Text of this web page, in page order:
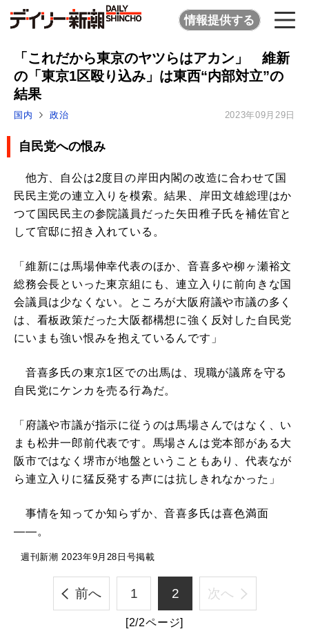
情報提供する
「これだから東京のヤツらはアカン」 維新
の「東京1区殴り込み」は東西“内部対立”の
結果
国内 政治 2023年09月29日
自民党への恨み
他方、自公は2度目の岸田内閣の改造に合わせて国
民民主党の連立入りを模索。結果、岸田文雄総理はか
つて国民民主の参院議員だった矢田稚子氏を補佐官と
して官邸に招き入れている。
「維新には馬場伸幸代表のほか、音喜多や柳ヶ瀬裕文
総務会長といった東京組にも、連立入りに前向きな国
会議員は少なくない。ところが大阪府議や市議の多く
は、看板政策だった大阪都構想に強く反対した自民党
にいまも強い恨みを抱えているんです」
音喜多氏の東京1区での出馬は、現職が議席を守る
自民党にケンカを売る行為だ。
「府議や市議が指示に従うのは馬場さんではなく、い
まも松井一郎前代表です。馬場さんは党本部がある大
阪市ではなく堺市が地盤ということもあり、代表なが
ら連立入りに猛反発する声には抗しきれなかった」
事情を知ってか知らずか、音喜多氏は喜色満面
――。
週刊新潮 2023年9月28日号掲載
前へ 1 2 次へ
[2/2ページ]